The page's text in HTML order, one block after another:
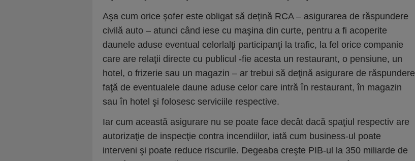
Aşa cum orice şofer este obligat să deţină RCA – asigurarea de răspundere
civilă auto – atunci când iese cu maşina din curte, pentru a fi acoperite
daunele aduse eventual celorlalţi participanţi la trafic, la fel orice companie
care are relaţii directe cu publicul -fie acesta un restaurant, o pensiune, un
hotel, o frizerie sau un magazin – ar trebui să deţină asigurare de răspundere
faţă de eventualele daune aduse celor care intră în restaurant, în magazin
sau în hotel şi folosesc serviciile respective.
Iar cum această asigurare nu se poate face decât dacă spaţiul respectiv are
autorizaţie de inspecţie contra incendiilor, iată cum business-ul poate
interveni şi poate reduce riscurile. Degeaba creşte PIB-ul la 350 miliarde de